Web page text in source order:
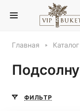
Главная Каталог
ФИЛЬТР